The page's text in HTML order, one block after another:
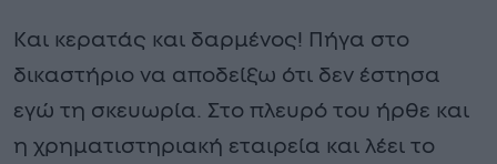
Και κερατάς και δαρμένος! Πήγα στο
δικαστήριο να αποδείξω ότι δεν έστησα
εγώ τη σκευωρία. Στο πλευρό του ήρθε και
η χρηματιστηριακή εταιρεία και λέει το